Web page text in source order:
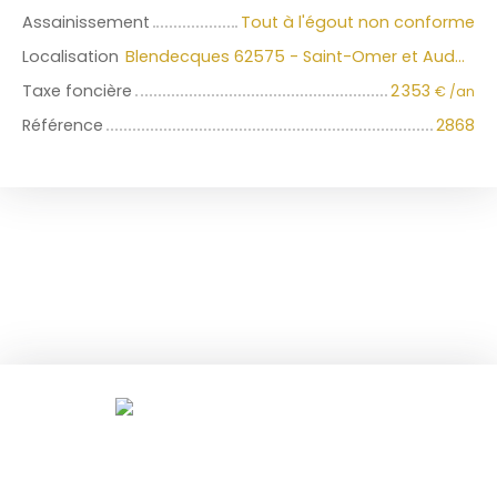
Assainissement
Tout à l'égout non conforme
Localisation
Blendecques 62575 - Saint-Omer et Audomarois
Taxe foncière
2 353 € /an
Référence 2868